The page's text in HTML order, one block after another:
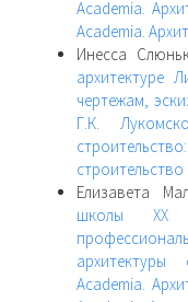
Academia.
Academia.
Инесса
архитектуре
чертежам,
Г.К.
строительство
Елизавета
школы ХХ
Academia.